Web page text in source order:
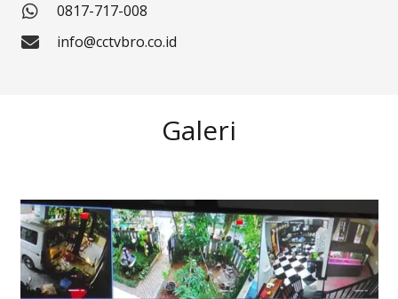
0817-717-008
info@cctvbro.co.id
Galeri